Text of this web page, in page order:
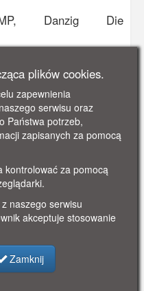
Danzig Die
zbudowany u zbiegu ulic:
Kieturakisa) i Łąkowej
Niepokalanego
pacjentów. W szpitalu do
, boromeuszki,
plików cookies.
zapewnienia
serwisu oraz
Państwa potrzeb,
zapisanych za pomocą
kontrolować za pomocą
naszego serwisu
akceptuje stosowanie
Zamknij